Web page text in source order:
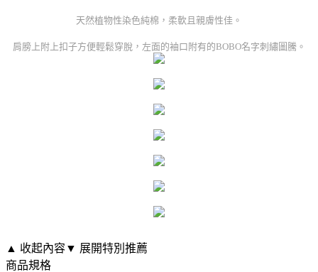
天然植物性染色純棉，柔軟且親膚性佳。
肩膀上附上扣子方便輕鬆穿脫，左面的袖口附有的BOBO名字刺繡圖騰。
▲ 收起內容▼ 展開特別推薦
商品規格